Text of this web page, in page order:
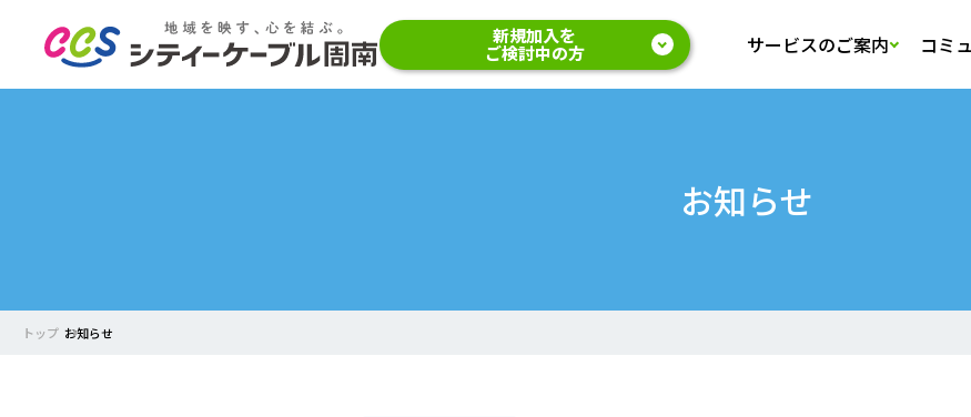
新規加入を
ご検討中の方 サービスのご案内 コミ
お知らせ
トップ お知らせ